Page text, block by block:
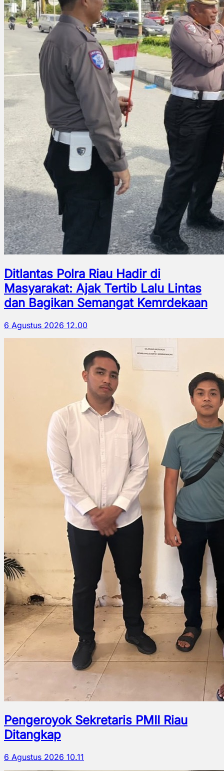
Ditlantas Polra Riau Hadir di
Masyarakat: Ajak Tertib Lalu Lintas
dan Bagikan Semangat Kemrdekaan
6 Agustus 2026 12.00
Pengeroyok Sekretaris PMII Riau
Ditangkap
6 Agustus 2026 10.11